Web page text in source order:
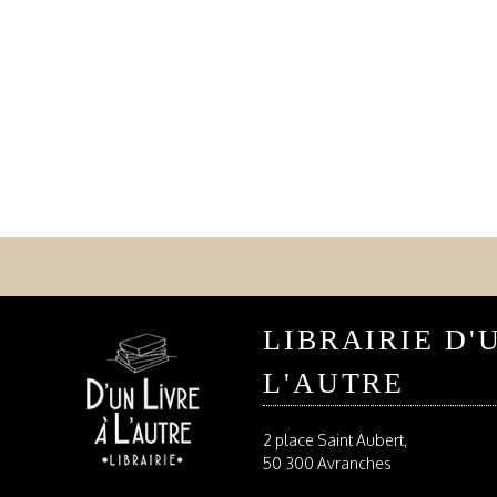
LIBRAIRIE
L'AUTRE
2 place Saint Aubert,
50 300 Avranches